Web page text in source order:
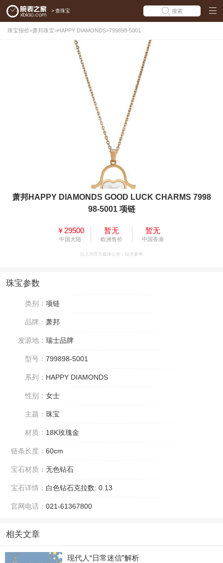
> 查珠宝 搜索
珠宝报价>萧邦珠宝>HAPPY DIAMONDS>799898-5001
萧邦HAPPY DIAMONDS GOOD LUCK CHARMS 7998
98-5001 项链
￥29500
中国大陆
暂无
欧洲售价
暂无
中国香港
以上为官方媒体公价，仅供参考
珠宝参数
类别： 项链
品牌： 萧邦
发源地： 瑞士品牌
型号： 799898-5001
系列： HAPPY DIAMONDS
性别： 女士
主题： 珠宝
材质： 18K玫瑰金
链条长度： 60cm
宝石材质： 无色钻石
宝石详情： 白色钻石克拉数: 0.13
官网电话： 021-61367800
相关文章
现代人“日常迷信”解析